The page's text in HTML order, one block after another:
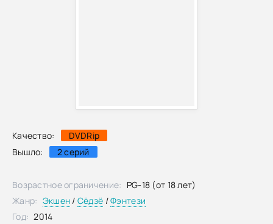
Качество:
DVDRip
Вышло:
2 серий
Возрастное ограничение: PG-18 (от 18 лет)
Жанр: Экшен / Сёдзё /Фэнтези
Год: 2014